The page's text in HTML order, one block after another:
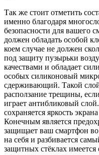
Так же стоит отметить
именно благодаря
безопасности для вашего
должен обладать особой
коем случае не должен
под защиту пузырьки
качествами и обладает
особых силиконовый
сдерживающий. Такой слой
расползание трещины,
играет антибликовый
сохраняется яркость
Конечным является
защищает ваш смартфон
на себя и разбивается
защитных стёклах